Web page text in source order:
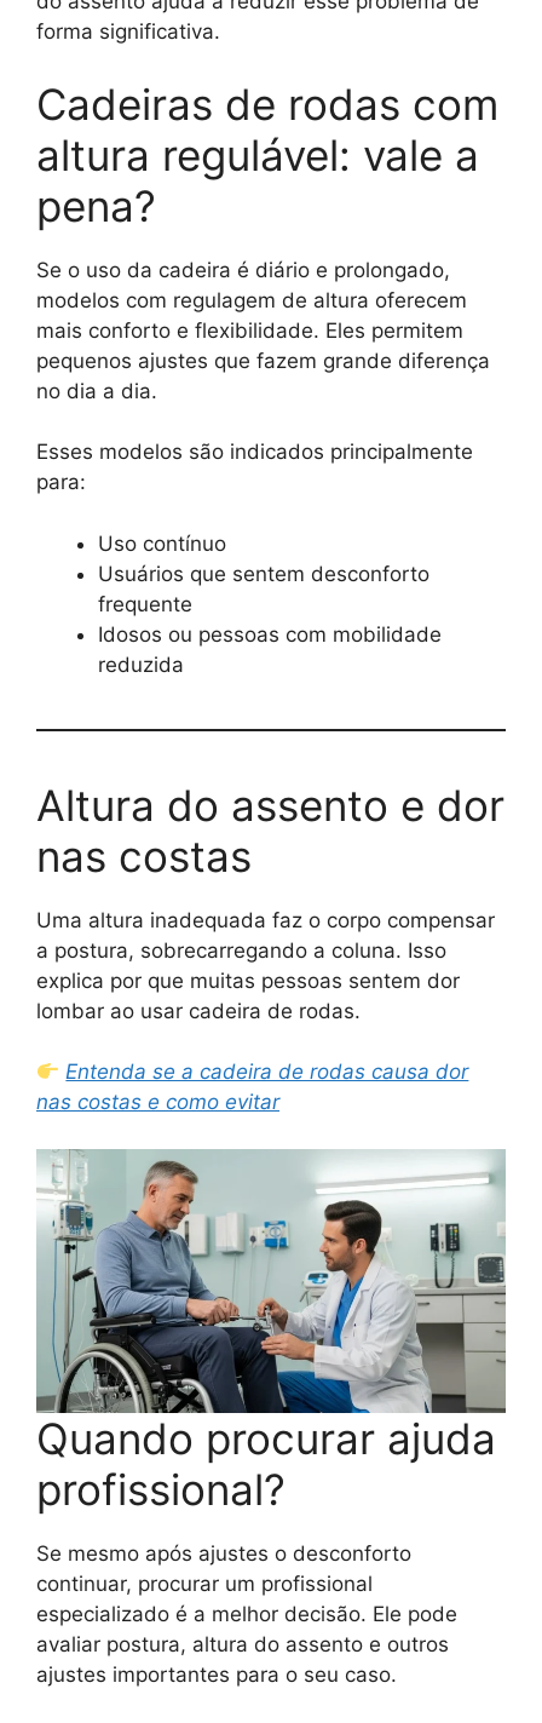
forma significativa.
Cadeiras de rodas com
altura regulável: vale a
pena?
Se o uso da cadeira é diário e prolongado,
modelos com regulagem de altura oferecem
mais conforto e flexibilidade. Eles permitem
pequenos ajustes que fazem grande diferença
no dia a dia.
Esses modelos são indicados principalmente
para:
Uso contínuo
Usuários que sentem desconforto
frequente
Idosos ou pessoas com mobilidade
reduzida
Altura do assento e dor
nas costas
Uma altura inadequada faz o corpo compensar
a postura, sobrecarregando a coluna. Isso
explica por que muitas pessoas sentem dor
lombar ao usar cadeira de rodas.
Entenda se a cadeira de rodas causa dor
nas costas e como evitar
Quando procurar ajuda
profissional?
Se mesmo após ajustes o desconforto
continuar, procurar um profissional
especializado é a melhor decisão. Ele pode
avaliar postura, altura do assento e outros
ajustes importantes para o seu caso.